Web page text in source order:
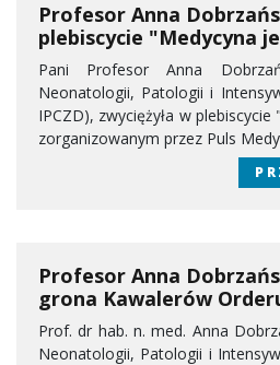
Profesor Anna
plebiscycie "Medycyna
Pani Profesor Anna
Neonatologii, Patologii i
IPCZD), zwyciężyła w
zorganizowanym przez Puls
Profesor Anna
grona Kawalerów
Prof. dr hab. n. med. Anna
Neonatologii, Patologii i